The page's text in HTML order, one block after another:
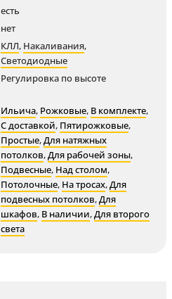
есть
нет
КЛЛ, Накаливания,
Светодиодные
Регулировка по высоте
Ильича, Рожковые, В комплекте,
С доставкой, Пятирожковые,
Простые,Для натяжных
потолков,Для рабочей зоны,
Подвесные, Над столом,
Потолочные, На тросах,Для
подвесных потолков,Для
шкафов, В наличии,Для второго
света